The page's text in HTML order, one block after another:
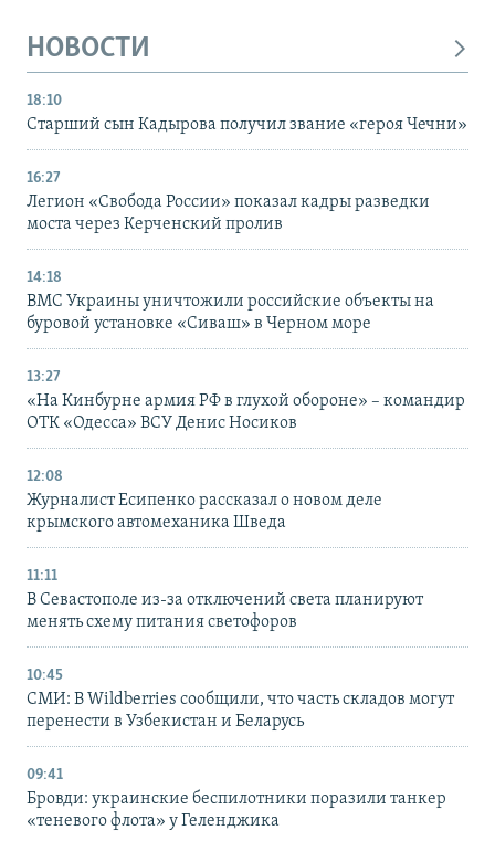
НОВОСТИ
18:10
Старший сын Кадырова получил звание «героя Чечни»
16:27
Легион «Свобода России» показал кадры разведки
моста через Керченский пролив
14:18
ВМС Украины уничтожили российские объекты на
буровой установке «Сиваш» в Черном море
13:27
«На Кинбурне армия РФ в глухой обороне» – командир
ОТК «Одесса» ВСУ Денис Носиков
12:08
Журналист Есипенко рассказал о новом деле
крымского автомеханика Шведа
11:11
В Севастополе из-за отключений света планируют
менять схему питания светофоров
10:45
СМИ: В Wildberries сообщили, что часть складов могут
перенести в Узбекистан и Беларусь
09:41
Бровди: украинские беспилотники поразили танкер
«теневого флота» у Геленджика